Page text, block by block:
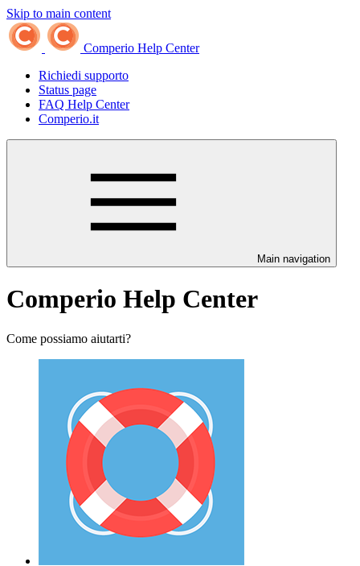
Skip to main content
Comperio Help Center
Richiedi supporto
Status page
FAQ Help Center
Comperio.it
Main navigation
Comperio Help Center
Come possiamo aiutarti?